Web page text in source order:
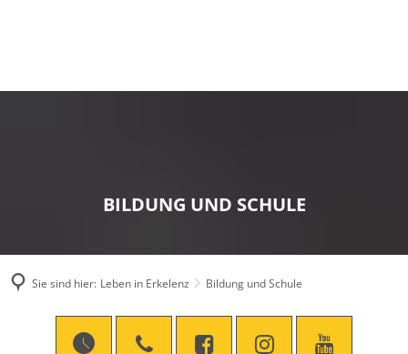
BILDUNG UND SCHULE
Sie sind hier: Leben in Erkelenz Bildung und Schule